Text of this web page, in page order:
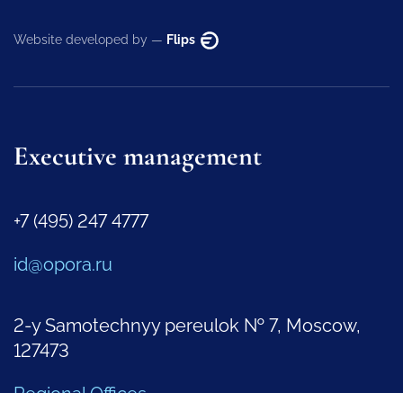
Website developed by — Flips
Executive management
+7 (495) 247 4777
id@opora.ru
2-y Samotechnyy pereulok № 7, Moscow,
127473